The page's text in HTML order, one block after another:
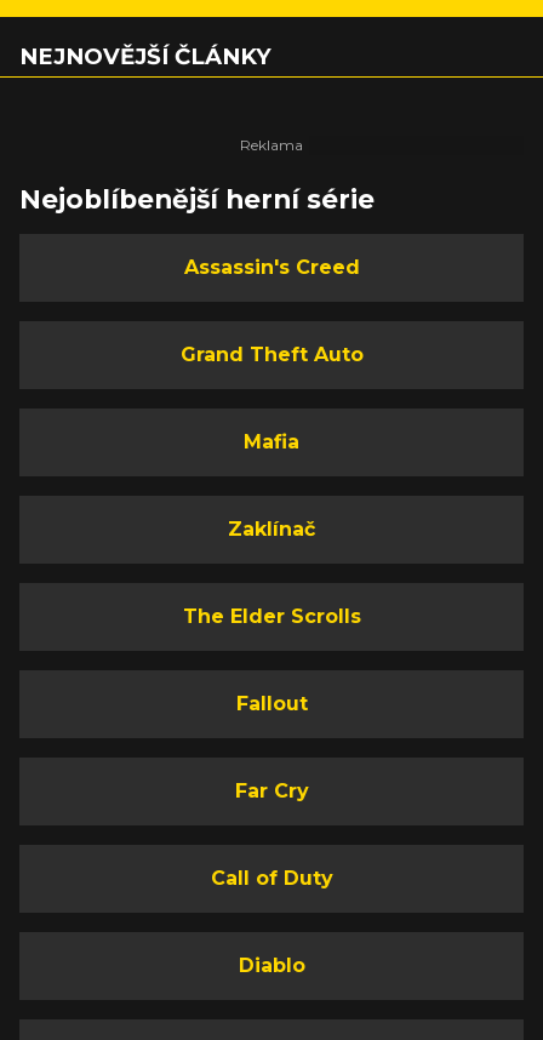
NEJNOVĚJŠÍ ČLÁNKY
Nejoblíbenější herní série
Assassin's Creed
Grand Theft Auto
Mafia
Zaklínač
The Elder Scrolls
Fallout
Far Cry
Call of Duty
Diablo